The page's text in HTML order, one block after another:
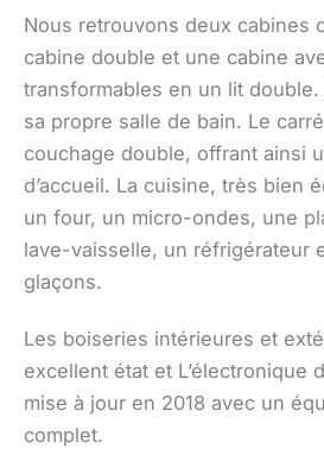
Nous retrouvons deux cabines
cabine double et une cabine
transformables en un lit
sa propre salle de bain. Le
couchage double, offrant ainsi
d’accueil. La cuisine, très bien
un four, un micro-ondes, une
lave-vaisselle, un réfrigérateur
glaçons.
Les boiseries intérieures et
excellent état et L’électronique
mise à jour en 2018 avec un
complet.